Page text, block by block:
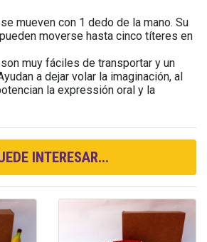
mueven con 1 dedo de la mano. Su
moverse hasta cinco títeres en
muy fáciles de transportar y un
a dejar volar la imaginación, al
la expressión oral y la
INTERESAR...